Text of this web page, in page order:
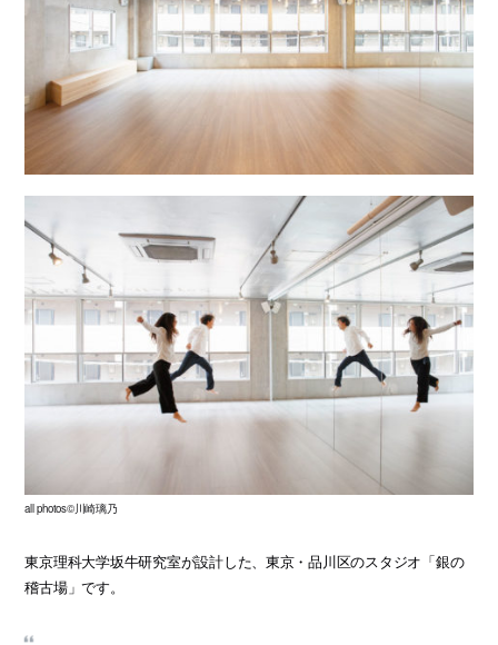
all photos©川崎璃乃
東京理科大学坂牛研究室が設計した、東京・品川区のスタジオ「銀の
稽古場」です。